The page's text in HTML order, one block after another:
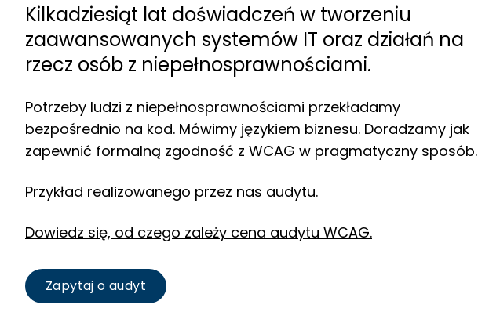
Kilkadziesiąt lat doświadczeń w tworzeniu
zaawansowanych systemów IT oraz działań na
rzecz osób z niepełnosprawnościami.
Potrzeby ludzi z niepełnosprawnościami przekładamy
bezpośrednio na kod. Mówimy językiem biznesu. Doradzamy jak
zapewnić formalną zgodność z WCAG w pragmatyczny sposób.
Przykład realizowanego przez nas audytu.
Dowiedz się, od czego zależy cena audytu WCAG.
Zapytaj o audyt